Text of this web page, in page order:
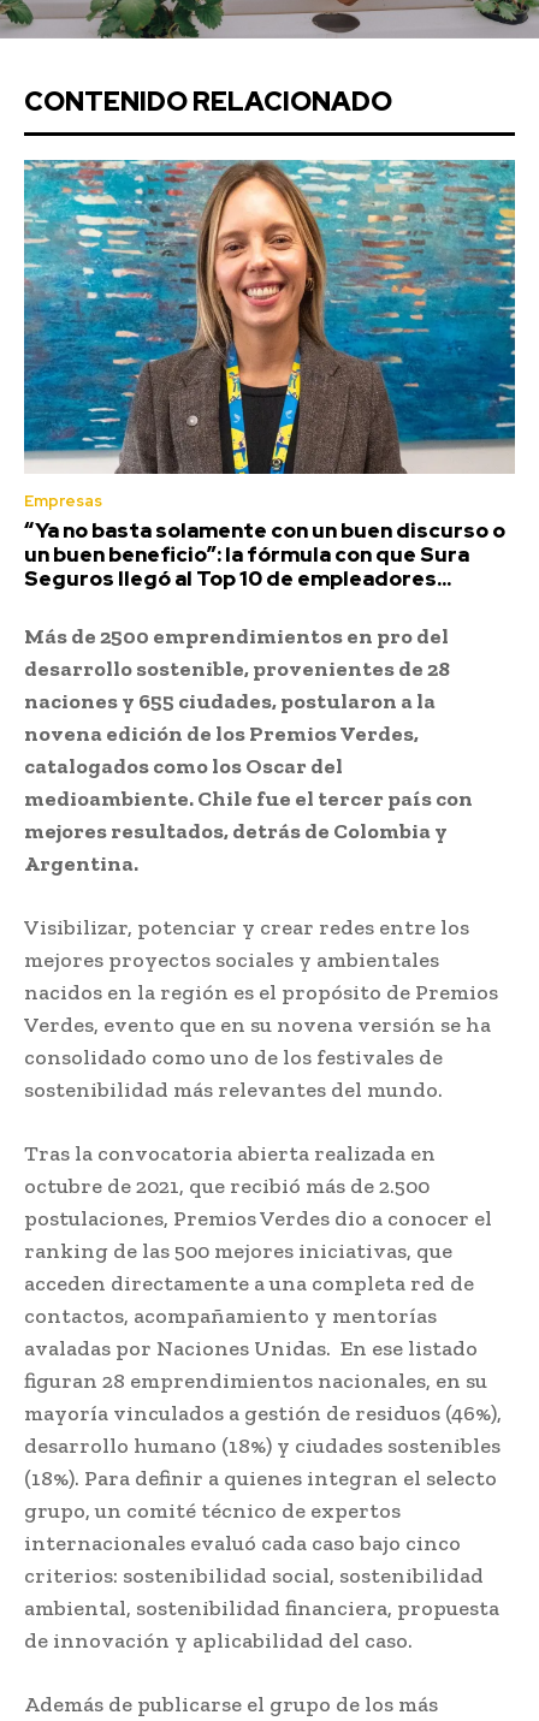
CONTENIDO RELACIONADO
Empresas
“Ya no basta solamente con un buen discurso o
un buen beneficio”: la fórmula con que Sura
Seguros llegó al Top 10 de empleadores...
Más de 2500 emprendimientos en pro del
desarrollo sostenible, provenientes de 28
naciones y 655 ciudades, postularon a la
novena edición de los Premios Verdes,
catalogados como los Oscar del
medioambiente. Chile fue el tercer país con
mejores resultados, detrás de Colombia y
Argentina.
Visibilizar, potenciar y crear redes entre los
mejores proyectos sociales y ambientales
nacidos en la región es el propósito de Premios
Verdes, evento que en su novena versión se ha
consolidado como uno de los festivales de
sostenibilidad más relevantes del mundo.
Tras la convocatoria abierta realizada en
octubre de 2021, que recibió más de 2.500
postulaciones, Premios Verdes dio a conocer el
ranking de las 500 mejores iniciativas, que
acceden directamente a una completa red de
contactos, acompañamiento y mentorías
avaladas por Naciones Unidas. En ese listado
figuran 28 emprendimientos nacionales, en su
mayoría vinculados a gestión de residuos (46%),
desarrollo humano (18%) y ciudades sostenibles
(18%). Para definir a quienes integran el selecto
grupo, un comité técnico de expertos
internacionales evaluó cada caso bajo cinco
criterios: sostenibilidad social, sostenibilidad
ambiental, sostenibilidad financiera, propuesta
de innovación y aplicabilidad del caso.
Además de publicarse el grupo de los más